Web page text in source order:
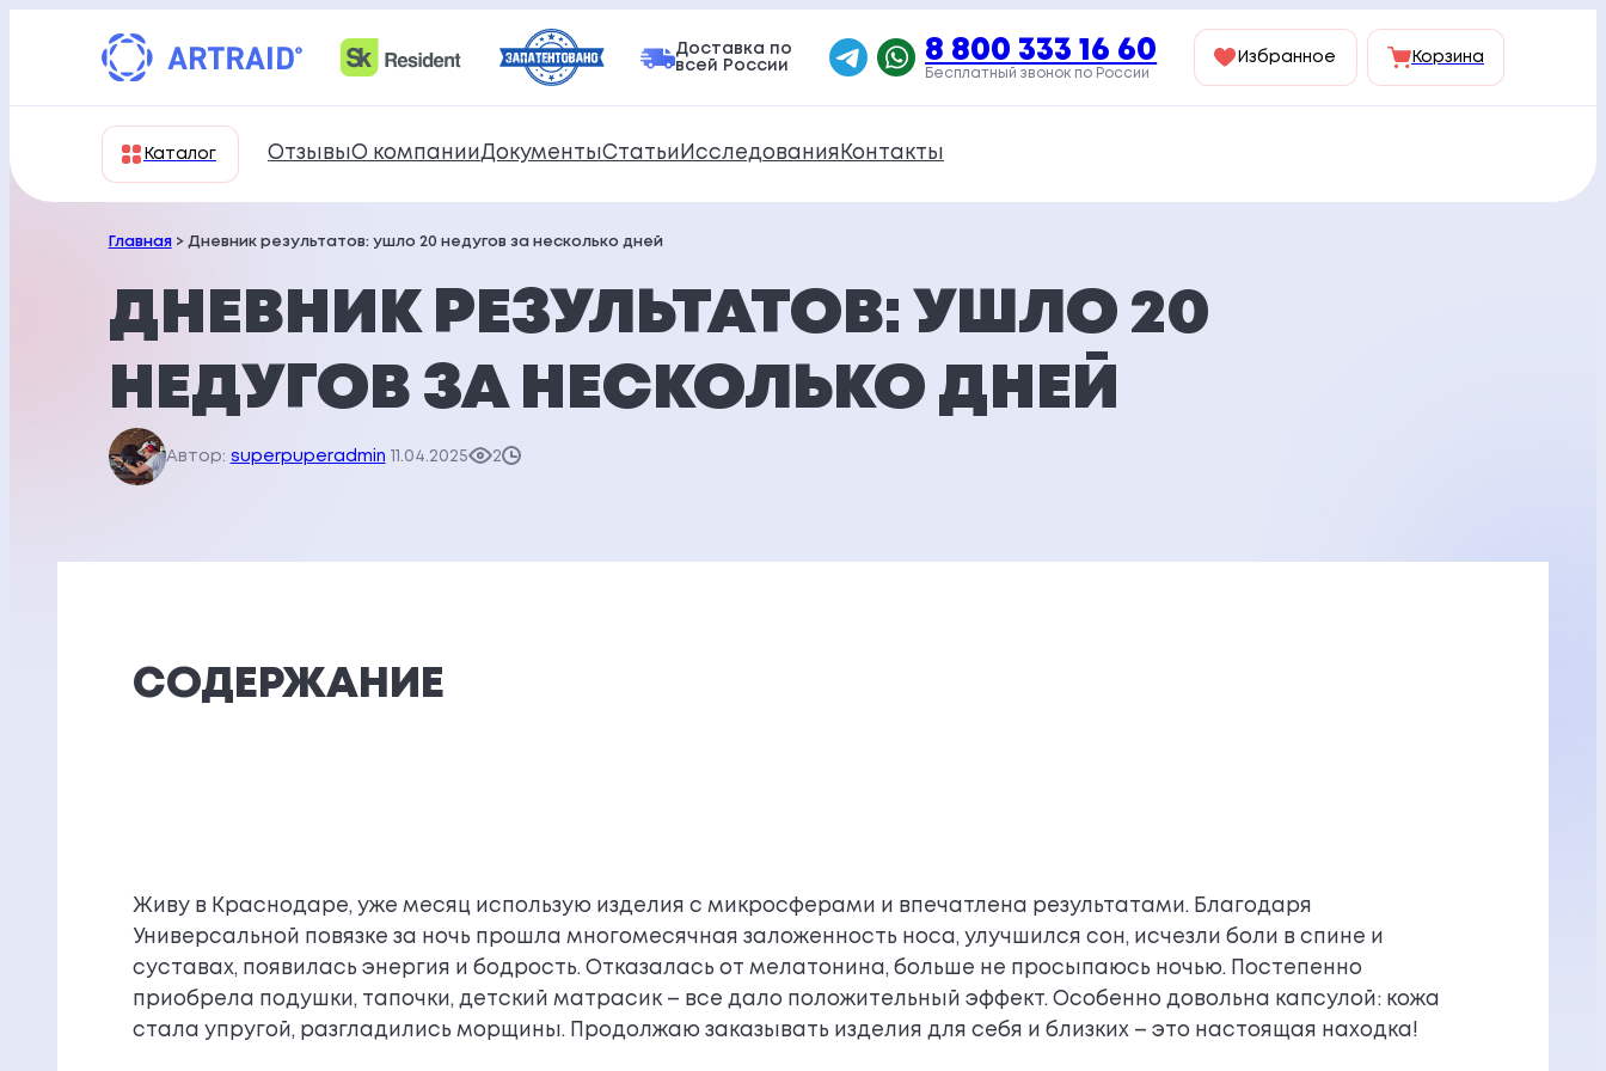
содержимому
Доставка по
всей России
8 800 333 16 60
Бесплатный звонок по России
Избранное Корзина
Каталог Отзывы О компании Документы Статьи Исследования Контакты
Главная> Дневник результатов: ушло 20 недугов за несколько дней
ДНЕВНИК РЕЗУЛЬТАТОВ: УШЛО 20
НЕДУГОВ ЗА НЕСКОЛЬКО ДНЕЙ
Автор: superpuperadmin 11.04.2025 2
СОДЕРЖАНИЕ
Живу в Краснодаре, уже месяц использую изделия с микросферами и впечатлена результатами. Благодаря
Универсальной повязке за ночь прошла многомесячная заложенность носа, улучшился сон, исчезли боли в спине и
суставах, появилась энергия и бодрость. Отказалась от мелатонина, больше не просыпаюсь ночью. Постепенно
приобрела подушки, тапочки, детский матрасик – все дало положительный эффект. Особенно довольна капсулой: кожа
стала упругой, разгладились морщины. Продолжаю заказывать изделия для себя и близких – это настоящая находка!